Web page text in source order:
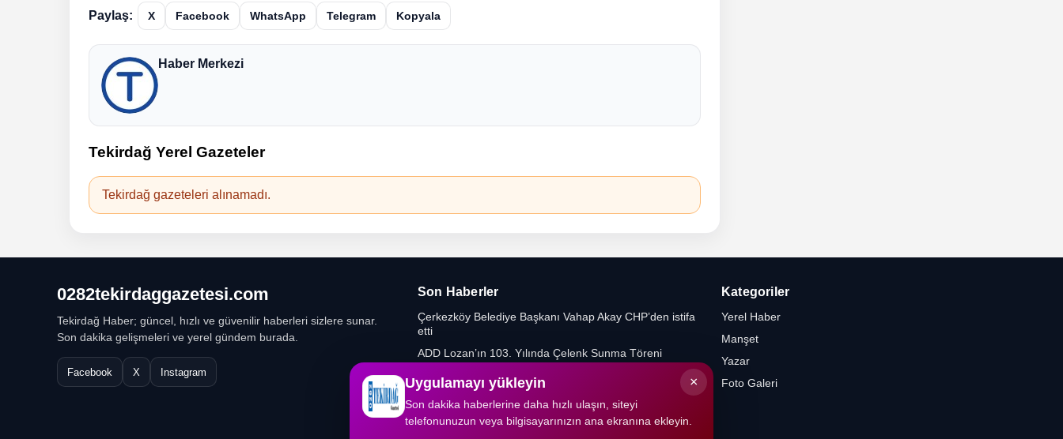
Paylaş: X Facebook WhatsApp Telegram Kopyala
Haber Merkezi
Tekirdağ Yerel Gazeteler
Tekirdağ gazeteleri alınamadı.
0282tekirdaggazetesi.com
Tekirdağ Haber; güncel, hızlı ve güvenilir haberleri sizlere sunar.
Son dakika gelişmeleri ve yerel gündem burada.
Facebook X Instagram
Son Haberler
Çerkezköy Belediye Başkanı Vahap Akay CHP’den istifa
etti
ADD Lozan’ın 103. Yılında Çelenk Sunma Töreni
Yeniden Refah Partisi’nde Muratlı ve Kapaklı İlçe
Başkanlıklarına Yeni Atamalar
Gıda Mühendislerinden Kritik Uyarı
Kategoriler
Yerel Haber
Manşet
Yazar
Foto Galeri
×
Uygulamayı yükleyin
Son dakika haberlerine daha hızlı ulaşın, siteyi
telefonunuzun veya bilgisayarınızın ana ekranına ekleyin.